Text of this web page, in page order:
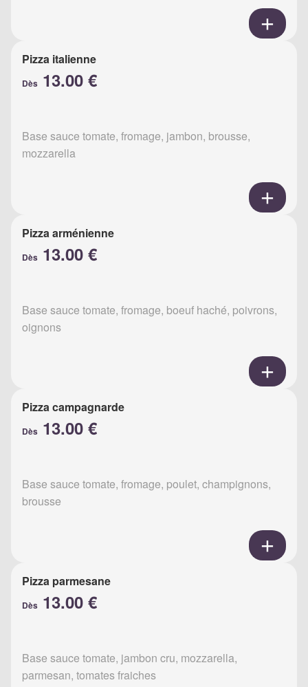
Pizza italienne
Dès 13.00 €
Base sauce tomate, fromage, jambon, brousse,
mozzarella
Pizza arménienne
Dès 13.00 €
Base sauce tomate, fromage, boeuf haché, poivrons,
oignons
Pizza campagnarde
Dès 13.00 €
Base sauce tomate, fromage, poulet, champignons,
brousse
Pizza parmesane
Dès 13.00 €
Base sauce tomate, jambon cru, mozzarella,
parmesan, tomates fraiches